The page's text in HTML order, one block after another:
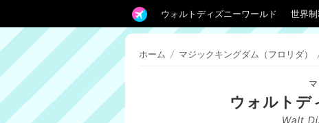
ウォルトディズニーワールド 世界
ホーム / マジックキングダム（フロリダ）
ウォルトデ
Walt